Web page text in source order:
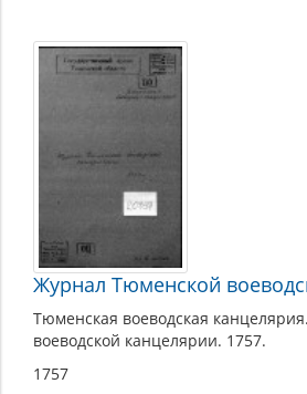
Журнал Тюменской
Тюменская воеводская
воеводской канцелярии. 1757.
1757